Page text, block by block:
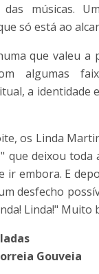
músicas.
só está ao
que valeu a
algumas
a identidade
os Linda
que deixou toda
ir embora. E
desfecho
Linda!" Muito
Gouveia